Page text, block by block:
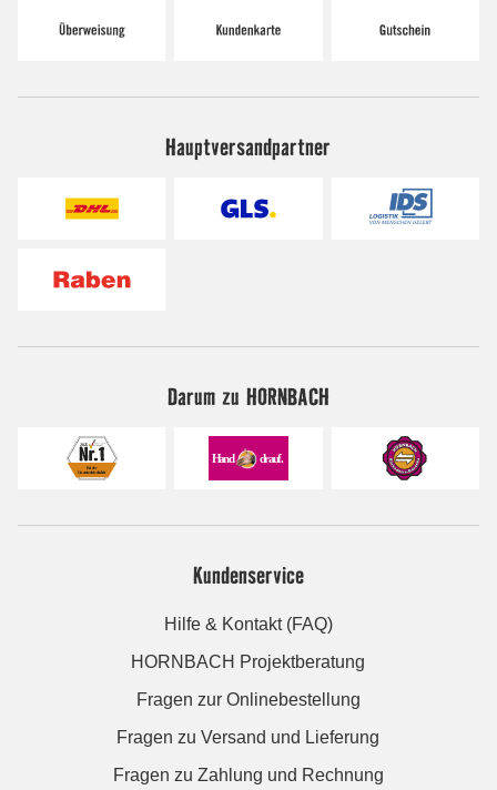
Hauptversandpartner
Darum zu HORNBACH
Kundenservice
Hilfe & Kontakt (FAQ)
HORNBACH Projektberatung
Fragen zur Onlinebestellung
Fragen zu Versand und Lieferung
Fragen zu Zahlung und Rechnung